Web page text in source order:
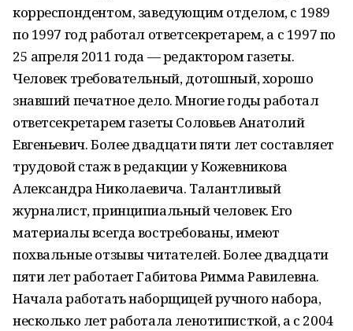
корреспондентом, заведующим отделом, с 1989
по 1997 год работал ответсекретарем, а с 1997 по
25 апреля 2011 года — редактором газеты.
Человек требовательный, дотошный, хорошо
знавший печатное дело. Многие годы работал
ответсекретарем газеты Соловьев Анатолий
Евгеньевич. Более двадцати пяти лет составляет
трудовой стаж в редакции у Кожевникова
Александра Николаевича. Талантливый
журналист, принципиальный человек. Его
материалы всегда востребованы, имеют
похвальные отзывы читателей. Более двадцати
пяти лет работает Габитова Римма Равилевна.
Начала работать наборщицей ручного набора,
несколько лет работала ленотиписткой, а с 2004